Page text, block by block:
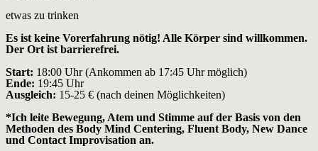
etwas zu trinken
Es ist keine Vorerfahrung nötig! Alle Körper sind willkommen.
Der Ort ist barrierefrei.
Start: 18:00 Uhr (Ankommen ab 17:45 Uhr möglich)
Ende: 19:45 Uhr
Ausgleich: 15-25 € (nach deinen Möglichkeiten)
*Ich leite Bewegung, Atem und Stimme auf der Basis von den
Methoden des Body Mind Centering, Fluent Body, New Dance
und Contact Improvisation an.